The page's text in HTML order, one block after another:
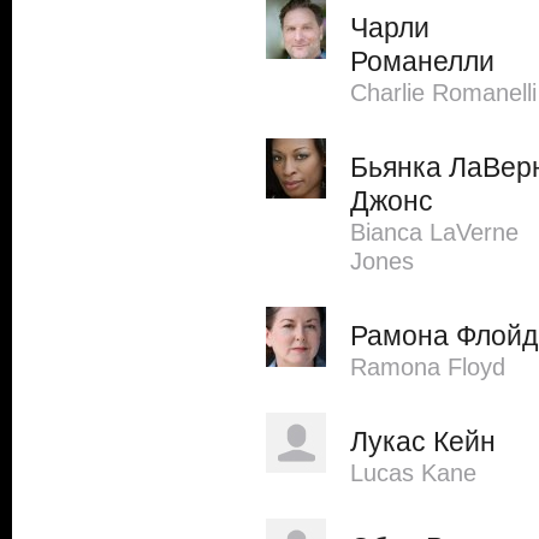
Чарли
Романелли
Charlie Romanelli
Бьянка
Джонс
Bianca LaVerne
Jones
Рамона Флойд
Ramona Floyd
Лукас Кейн
Lucas Kane